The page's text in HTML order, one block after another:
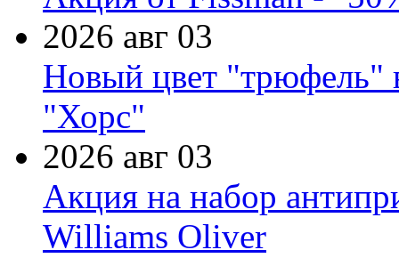
2026 авг 03
Новый цвет "трюфель"
"Хорс"
2026 авг 03
Акция на набор
Williams Oliver